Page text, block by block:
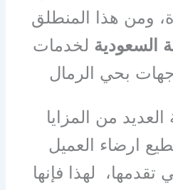
ومن هذا المنطلق
السعودية لخدمات
بحي الرمال
من المزايا
ارضاء العميل
تقدمها، لهذا فإنها